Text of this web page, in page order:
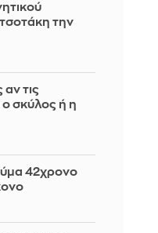
την
τις
σκύλος ή η
42χρονο